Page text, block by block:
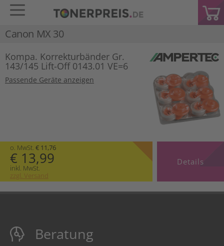
Canon MX 30
Kompa. Korrekturbänder Gr.
143/145 Lift-Off 0143.01 VE=6
Passende Geräte anzeigen
o. MwSt. € 11,76
€ 13,99
inkl. MwSt.
zzgl. Versand
Details
Beratung